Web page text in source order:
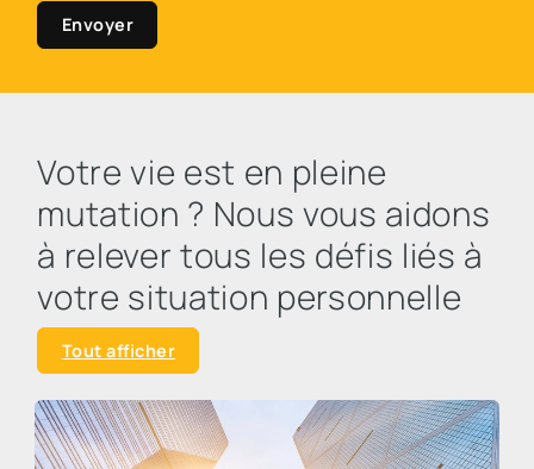
Envoyer
Votre vie est en pleine
mutation ? Nous vous aidons
à relever tous les défis liés à
votre situation personnelle
Tout afficher